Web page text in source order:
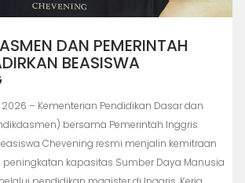
DAN PEMERINTAH
BEASISWA
– Kementerian Pendidikan Dasar dan
bersama Pemerintah Inggris
Chevening resmi menjalin kemitraan
kapasitas Sumber Daya Manusia